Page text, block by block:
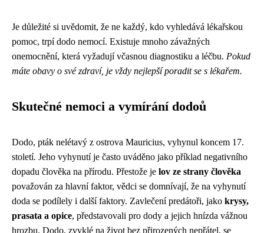
Je důležité si uvědomit, že ne každý, kdo vyhledává lékařskou
pomoc, trpí dodo nemocí. Existuje mnoho závažných
onemocnění, která vyžadují včasnou diagnostiku a léčbu. Pokud
máte obavy o své zdraví, je vždy nejlepší poradit se s lékařem.
Skutečné nemoci a vymírání dodoů
Dodo, pták nelétavý z ostrova Mauricius, vyhynul koncem 17.
století. Jeho vyhynutí je často uváděno jako příklad negativního
dopadu člověka na přírodu. Přestože je lov ze strany člověka
považován za hlavní faktor, vědci se domnívají, že na vyhynutí
doda se podílely i další faktory. Zavlečení predátoři, jako krysy,
prasata a opice, představovali pro dody a jejich hnízda vážnou
hrozbu. Dodo, zvyklé na život bez přirozených nepřátel, se